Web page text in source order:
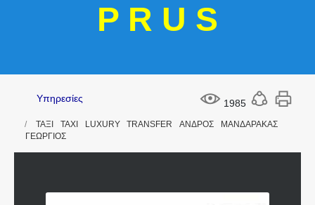
P R U S
1985
Υπηρεσίες
ΤΑΞΙ ΤΑΧΙ LUXURY TRANSFER ΑΝΔΡΟΣ ΜΑΝΔΑΡΑΚΑΣ
ΓΕΩΡΓΙΟΣ